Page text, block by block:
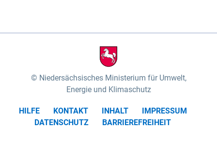
Niedersächsisches Ministerium für Umwelt,
Energie und Klimaschutz
HILFE KONTAKT INHALT
IMPRESSUM
DATENSCHUTZ
BARRIEREFREIHEIT